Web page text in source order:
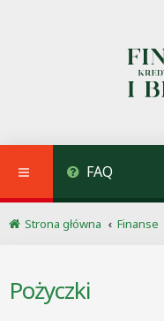
FAQ
Strona główna Finanse
Pożyczki